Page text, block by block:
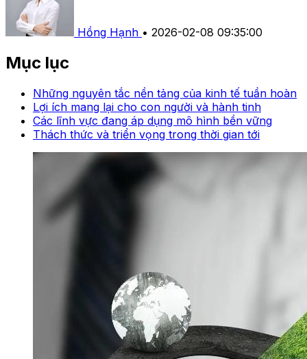
Hồng Hạnh • 2026-02-08 09:35:00
Mục lục
Những nguyên tắc nền tảng của kinh tế tuần hoàn
Lợi ích mang lại cho con người và hành tinh
Các lĩnh vực đang áp dụng mô hình bền vững
Thách thức và triển vọng trong thời gian tới